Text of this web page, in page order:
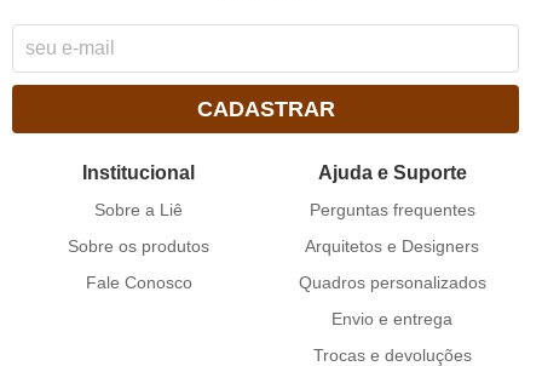
CADASTRAR
Institucional
Sobre a Liê
Sobre os produtos
Fale Conosco
Ajuda e Suporte
Perguntas frequentes
Arquitetos e Designers
Quadros personalizados
Envio e entrega
Trocas e devoluções